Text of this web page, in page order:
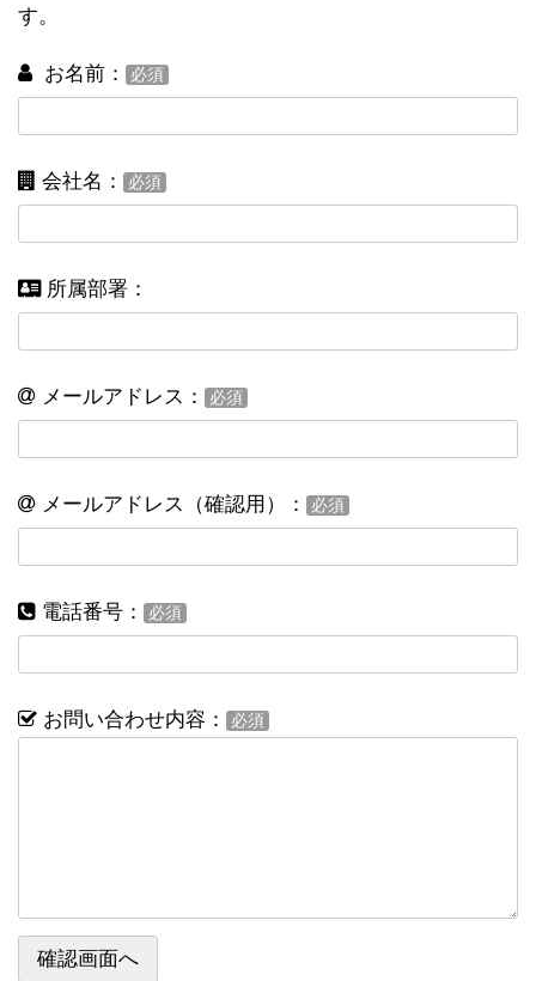
す。
お名前： 必須
会社名： 必須
所属部署：
メールアドレス： 必須
メールアドレス（確認用）： 必須
電話番号： 必須
お問い合わせ内容： 必須